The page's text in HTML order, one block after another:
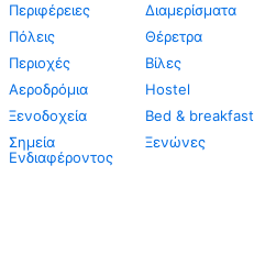
Περιφέρειες
Πόλεις
Περιοχές
Αεροδρόμια
Ξενοδοχεία
Σημεία
Ενδιαφέροντος
Διαμερίσματα
Θέρετρα
Βίλες
Hostel
Bed & breakfast
Ξενώνες